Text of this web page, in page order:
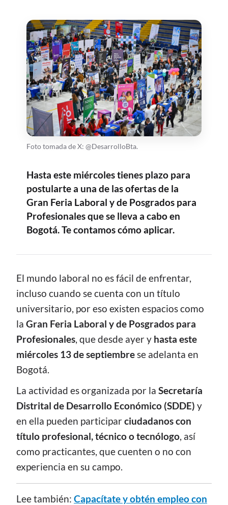
Foto tomada de X: @DesarrolloBta.
Hasta este miércoles tienes plazo para
postularte a una de las ofertas de la
Gran Feria Laboral y de Posgrados para
Profesionales que se lleva a cabo en
Bogotá. Te contamos cómo aplicar.
CONTENIDO
El mundo laboral no es fácil de enfrentar,
incluso cuando se cuenta con un título
universitario, por eso existen espacios como
la Gran Feria Laboral y de Posgrados para
Profesionales, que desde ayer y hasta este
miércoles 13 de septiembrese adelanta en
Bogotá.
La actividad es organizada por la Secretaría
Distrital de Desarrollo Económico (SDDE) y
en ella pueden participarciudadanos con
título profesional, técnico o tecnólogo, así
como practicantes, que cuenten o no con
experiencia en su campo.
Lee también: Capacítate y obtén empleo con